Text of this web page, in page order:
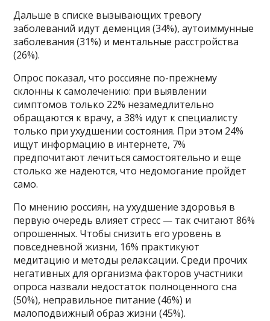
Дальше в списке вызывающих тревогу
заболеваний идут деменция (34%), аутоиммунные
заболевания (31%) и ментальные расстройства
(26%).
Опрос показал, что россияне по-прежнему
склонны к самолечению: при выявлении
симптомов только 22% незамедлительно
обращаются к врачу, а 38% идут к специалисту
только при ухудшении состояния. При этом 24%
ищут информацию в интернете, 7%
предпочитают лечиться самостоятельно и еще
столько же надеются, что недомогание пройдет
само.
По мнению россиян, на ухудшение здоровья в
первую очередь влияет стресс — так считают 86%
опрошенных. Чтобы снизить его уровень в
повседневной жизни, 16% практикуют
медитацию и методы релаксации. Среди прочих
негативных для организма факторов участники
опроса назвали недостаток полноценного сна
(50%), неправильное питание (46%) и
малоподвижный образ жизни (45%).